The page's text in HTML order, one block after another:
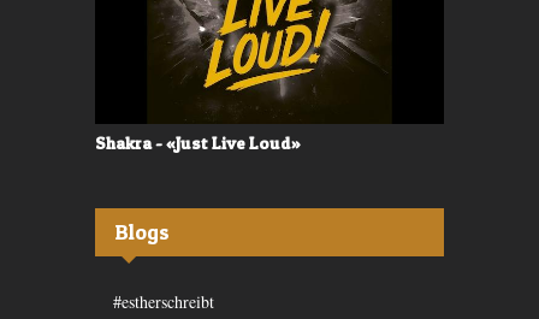
Shakra - «Just Live Loud»
Blogs
#estherschreibt